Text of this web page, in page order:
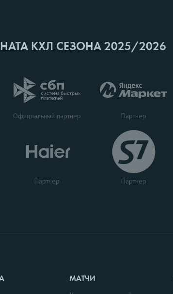
КХЛ СЕЗОНА 2025/2026
Официальный партнер Партнер
Партнер Партнер
МАТЧИ